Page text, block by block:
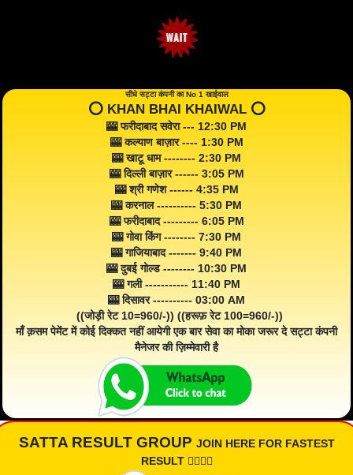
सीधे सट्टा कंपनी का No 1 खाईवाल
⭕️ KHAN BHAI KHAIWAL ⭕️
🎰 फरीदाबाद सवेरा --- 12:30 PM
🎰 कल्याण बाज़ार ---- 1:30 PM
🎰 खाटू धाम -------- 2:30 PM
🎰 दिल्ली बाज़ार ------ 3:05 PM
🎰 श्री गणेश ------ 4:35 PM
🎰 करनाल ---------- 5:30 PM
🎰 फरीदाबाद --------- 6:05 PM
🎰 गोवा किंग -------- 7:30 PM
🎰 गाजियाबाद ------- 9:40 PM
🎰 दुबई गोल्ड -------- 10:30 PM
🎰 गली ----------- 11:40 PM
🎰 दिसावर ---------- 03:00 AM
((जोड़ी रेट 10=960/-)) ((हरूफ़ रेट 100=960/-))
माँ क़सम पेमेंट में कोई दिक्कत नहीं आयेगी एक बार सेवा का मोका जरूर दे सट्टा कंपनी
मैनेजर की ज़िम्मेवारी है
SATTA RESULT GROUP JOIN HERE FOR FASTEST
RESULT 👇🏾👇🏾